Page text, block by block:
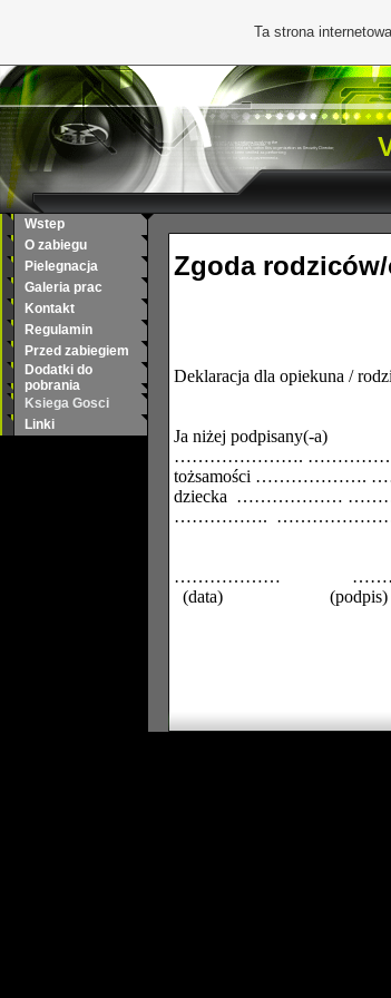
Wstep
O zabiegu
Pielegnacja
Galeria prac
Kontakt
Regulamin
Przed zabiegiem
Dodatki do
pobrania
Ksiega Gosci
Linki
Zgoda
Deklaracja dla opiekuna /
Ja niżej podpisany(-a)
………………….
tożsamości ……………….
dziecka ………………
……………. …………………Na
………………
(data)
(podpis)
Ta strona